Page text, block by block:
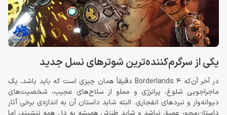
یکی از سرگرم‌کننده‌ترین شوترهای نسل جدید
در آخر آن‌که Borderlands 4 دقیقاً همان چیزی است که باید باشد، یک
ماجراجویی شلوغ، پرانرژی و مملو از سلاح‌های عجیب، شخصیت‌های
دیوانه‌وار و نبردهای انفجاری. البته شاید داستان آن به اندازه‌ی برخی آثار